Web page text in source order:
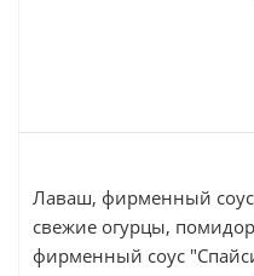
Лаваш, фирменный
свежие огурцы,
фирменный соус